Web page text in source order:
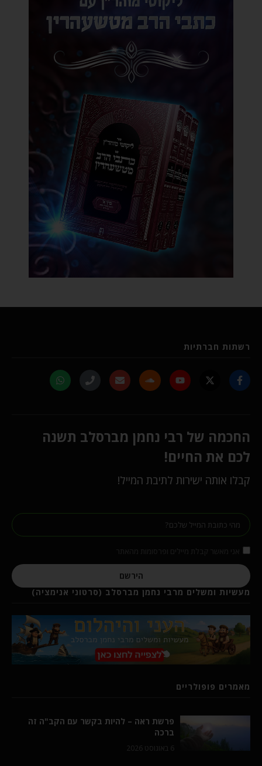
רשתות חברתיות
החכמה של רבי נחמן מברסלב תשנה
לכם את החיים!
קבלו אותה ישירות לתיבת המייל!
הירשם
מעשיות ומשלים מרבי נחמן מברסלב (סרטוני אנימציה)
מאמרים פופולריים
פרשת ראה – להיות בקשר עם הקב"ה זה
ברכה
6 באוגוסט 2026